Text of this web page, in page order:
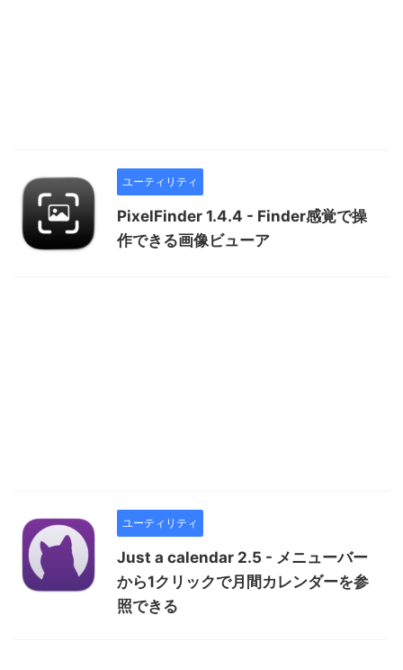
ユーティリティ
PixelFinder 1.4.4 - Finder感覚で操
作できる画像ビューア
ユーティリティ
Just a calendar 2.5 - メニューバー
から1クリックで月間カレンダーを参
照できる